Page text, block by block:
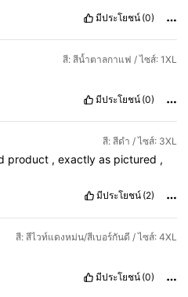
มีประโยชน์ (0)
สี: สีน้ำตาลกาแฟ / ไซส์: 1XL
มีประโยชน์ (0)
สี: สีดำ / ไซส์: 3XL
product ,exactlyas pictured ,
มีประโยชน์ (2)
สี: สีไวท์แดงหม่น/สีเบอร์กันดี / ไซส์: 4XL
มีประโยชน์ (0)